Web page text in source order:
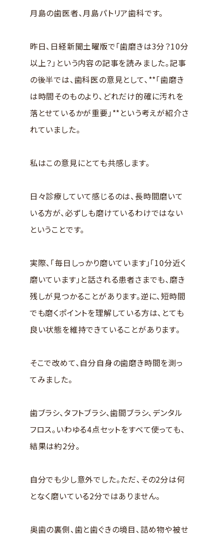
月島の歯医者、月島パトリア歯科です。
昨日、日経新聞土曜版で「歯磨きは3分？10分
以上？」という内容の記事を読みました。記事
の後半では、歯科医の意見として、**「歯磨き
は時間そのものより、どれだけ的確に汚れを
落とせているかが重要」**という考えが紹介さ
れていました。
私はこの意見にとても共感します。
日々診療していて感じるのは、長時間磨いて
いる方が、必ずしも磨けているわけではない
ということです。
実際、「毎日しっかり磨いています」「10分近く
磨いています」と話される患者さまでも、磨き
残しが見つかることがあります。逆に、短時間
でも磨くポイントを理解している方は、とても
良い状態を維持できていることがあります。
そこで改めて、自分自身の歯磨き時間を測っ
てみました。
歯ブラシ、タフトブラシ、歯間ブラシ、デンタル
フロス。いわゆる4点セットをすべて使っても、
結果は約2分。
自分でも少し意外でした。ただ、その2分は何
となく磨いている2分ではありません。
奥歯の裏側、歯と歯ぐきの境目、詰め物や被せ